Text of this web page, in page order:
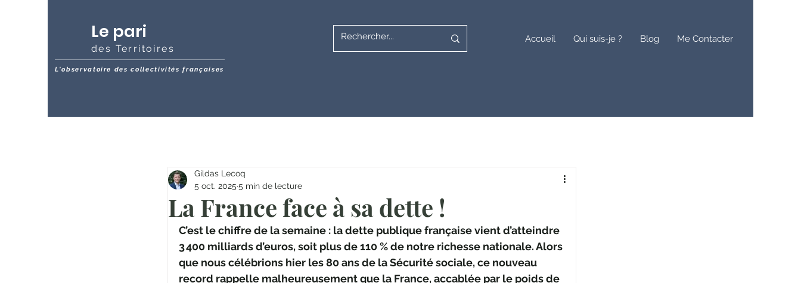
Le pari
des Territoires
L'observatoire des collectivités françaises
Accueil Qui suis-je ? Blog Me Contacter
La France face à sa dette !
Gildas Lecoq
5 oct. 2025 5 min de lecture
C’est le chiffre de la semaine : la dette publique française vient d’atteindre
3 400 milliards d’euros, soit plus de 110 % de notre richesse nationale. Alors
que nous célébrions hier les 80 ans de la Sécurité sociale, ce nouveau
record rappelle malheureusement que la France, accablée par le poids de